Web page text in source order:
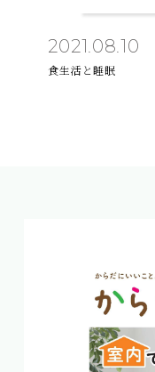
2021.08.10
食生活と睡眠